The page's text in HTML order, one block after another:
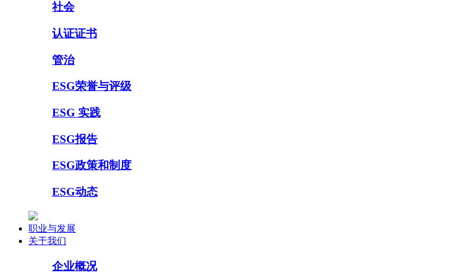
社会
认证证书
管治
ESG荣誉与评级
ESG 实践
ESG报告
ESG政策和制度
ESG动态
职业与发展
关于我们
企业概况